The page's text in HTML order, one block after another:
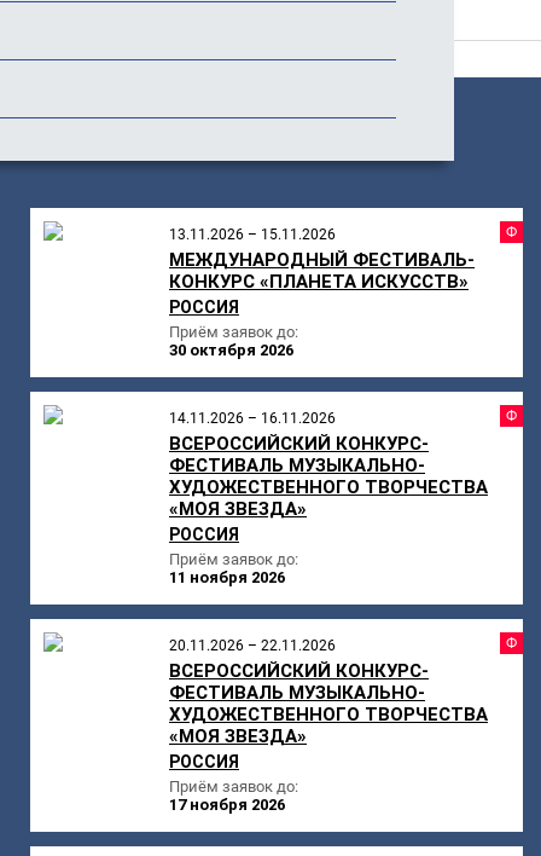
13.11.2026 – 15.11.2026
МЕЖДУНАРОДНЫЙ ФЕСТИВАЛЬ-
КОНКУРС «ПЛАНЕТА ИСКУССТВ»
РОССИЯ
Приём заявок до:
30 октября 2026
14.11.2026 – 16.11.2026
ВСЕРОССИЙСКИЙ КОНКУРС-
ФЕСТИВАЛЬ МУЗЫКАЛЬНО-
ХУДОЖЕСТВЕННОГО ТВОРЧЕСТВА
«МОЯ ЗВЕЗДА»
РОССИЯ
Приём заявок до:
11 ноября 2026
20.11.2026 – 22.11.2026
ВСЕРОССИЙСКИЙ КОНКУРС-
ФЕСТИВАЛЬ МУЗЫКАЛЬНО-
ХУДОЖЕСТВЕННОГО ТВОРЧЕСТВА
«МОЯ ЗВЕЗДА»
РОССИЯ
Приём заявок до:
17 ноября 2026